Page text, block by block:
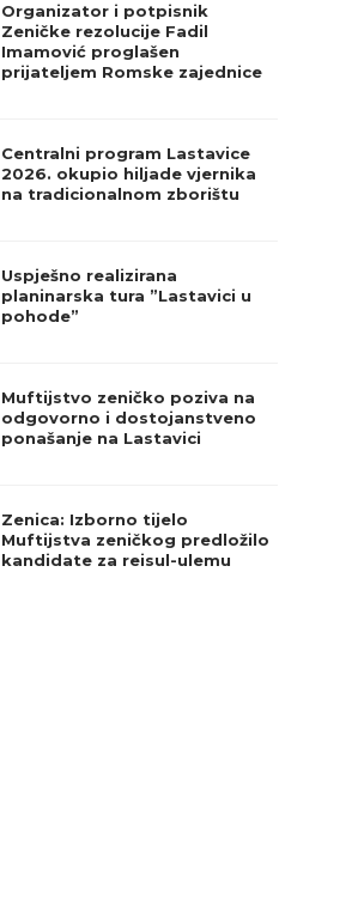
Organizator i potpisnik
Zeničke rezolucije Fadil
Imamović proglašen
prijateljem Romske zajednice
Centralni program Lastavice
2026. okupio hiljade vjernika
na tradicionalnom zborištu
Uspješno realizirana
planinarska tura ”Lastavici u
pohode”
Muftijstvo zeničko poziva na
odgovorno i dostojanstveno
ponašanje na Lastavici
Zenica: Izborno tijelo
Muftijstva zeničkog predložilo
kandidate za reisul-ulemu